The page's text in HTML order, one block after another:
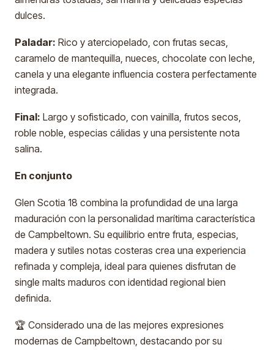
dulces.
Paladar: Rico y aterciopelado, con frutas secas,
caramelo de mantequilla, nueces, chocolate con leche,
canela y una elegante influencia costera perfectamente
integrada.
Final: Largo y sofisticado, con vainilla, frutos secos,
roble noble, especias cálidas y una persistente nota
salina.
En conjunto
Glen Scotia 18 combina la profundidad de una larga
maduración con la personalidad marítima característica
de Campbeltown. Su equilibrio entre fruta, especias,
madera y sutiles notas costeras crea una experiencia
refinada y compleja, ideal para quienes disfrutan de
single malts maduros con identidad regional bien
definida.
🏆 Considerado una de las mejores expresiones
modernas de Campbeltown, destacando por su